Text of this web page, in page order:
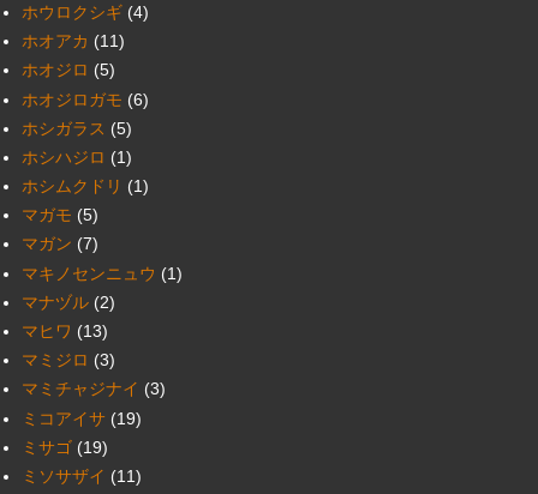
ホウロクシギ (4)
ホオアカ (11)
ホオジロ (5)
ホオジロガモ (6)
ホシガラス (5)
ホシハジロ (1)
ホシムクドリ (1)
マガモ (5)
マガン (7)
マキノセンニュウ (1)
マナヅル (2)
マヒワ (13)
マミジロ (3)
マミチャジナイ (3)
ミコアイサ (19)
ミサゴ (19)
ミソサザイ (11)